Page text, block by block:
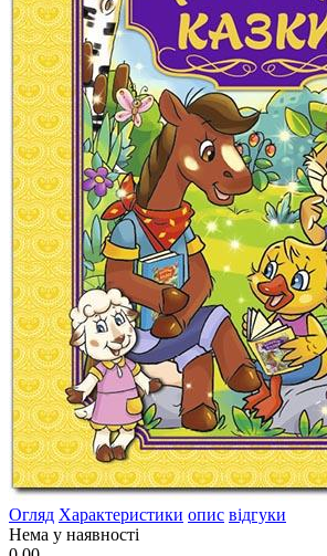
Огляд Характеристики опис відгуки
Нема у наявності